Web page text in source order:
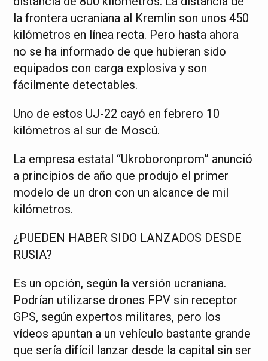
la frontera ucraniana al Kremlin son unos 450
kilómetros en línea recta. Pero hasta ahora
no se ha informado de que hubieran sido
equipados con carga explosiva y son
fácilmente detectables.
Uno de estos UJ-22 cayó en febrero 10
kilómetros al sur de Moscú.
La empresa estatal “Ukroboronprom” anunció
a principios de año que produjo el primer
modelo de un dron con un alcance de mil
kilómetros.
¿PUEDEN HABER SIDO LANZADOS DESDE
RUSIA?
Es un opción, según la versión ucraniana.
Podrían utilizarse drones FPV sin receptor
GPS, según expertos militares, pero los
vídeos apuntan a un vehículo bastante grande
que sería difícil lanzar desde la capital sin ser